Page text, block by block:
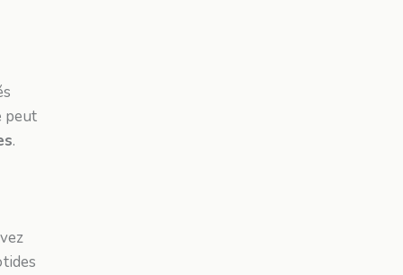
peut
.